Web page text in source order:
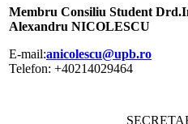
Membru Consiliu Student
Alexandru NICOLESCU
E-mail:anicolescu@upb.ro
Telefon: +40214029464